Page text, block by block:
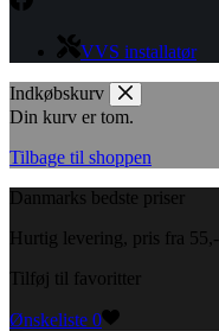
VVS installatør
Indkøbskurv
Din kurv er tom.
Tilbage til shoppen
Danmarks bedste priser
Hurtig levering, pris fra
Tilføj til favoritter
Ønskeliste 0